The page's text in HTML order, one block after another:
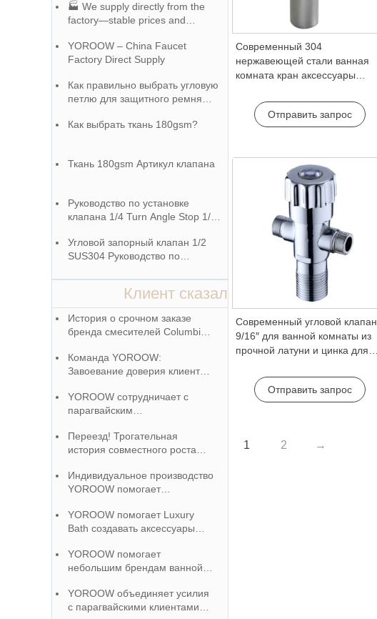
🏭 We supply directly from the
factory—stable prices and
YOROOW – China Faucet
Factory Direct Supply
Как правильно выбрать угловую
петлю для защитного ремня
от китайского производителя
Как выбрать ткань 180gsm?
Ткань 180gsm Артикул клапана
Руководство по установке
клапана 1/4 Turn Angle Stop 1/2″
Угловой запорный клапан 1/2
SUS304 Руководство по
Клиент сказал
История о срочном заказе
бренда смесителей Columbia
Команда YOROOW:
Завоевание доверия клиентов
YOROOW сотрудничает с
парагвайским
на рынок и получить высокую
оценку.
Переезд! Трогательная
история совместного роста
смесителей и китайской
фабрики
Индивидуальное производство
YOROOW помогает
создавать уникальный имидж
бренда
YOROOW помогает Luxury
Bath создавать аксессуары
класса, а сертификация
качества завоевывает
YOROOW помогает
небольшим брендам ванной
OEM-сервис полная
поддержка
YOROOW объединяет усилия
с парагвайскими клиентами
Современный 304
нержавеющей стали ванная
комната кран аксессуары
общий угол клапан остановить
G1/2 аксессуар для дома
Отправить запрос
Современный угловой клапан
9/16″ для ванной комнаты из
прочной латуни и цинка для
Отправить запрос
1 2 →